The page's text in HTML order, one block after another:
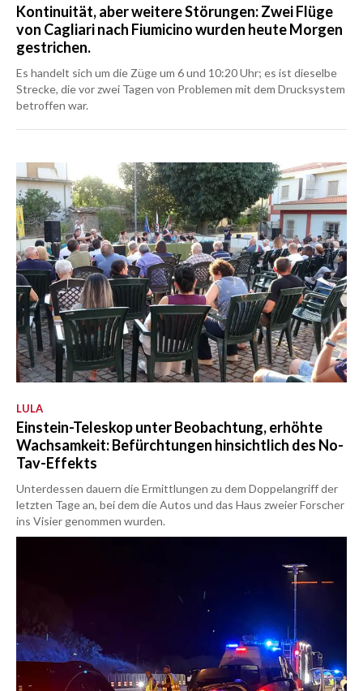
Kontinuität, aber weitere Störungen: Zwei Flüge
von Cagliari nach Fiumicino wurden heute Morgen
gestrichen.
Es handelt sich um die Züge um 6 und 10:20 Uhr; es ist dieselbe
Strecke, die vor zwei Tagen von Problemen mit dem Drucksystem
betroffen war.
LULA
Einstein-Teleskop unter Beobachtung, erhöhte
Wachsamkeit: Befürchtungen hinsichtlich des No-
Tav-Effekts
Unterdessen dauern die Ermittlungen zu dem Doppelangriff der
letzten Tage an, bei dem die Autos und das Haus zweier Forscher
ins Visier genommen wurden.